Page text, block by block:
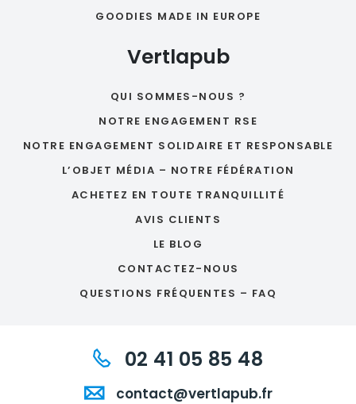
GOODIES MADE IN EUROPE
Vertlapub
QUI SOMMES-NOUS ?
NOTRE ENGAGEMENT RSE
NOTRE ENGAGEMENT SOLIDAIRE ET RESPONSABLE
L’OBJET MÉDIA – NOTRE FÉDÉRATION
ACHETEZ EN TOUTE TRANQUILLITÉ
AVIS CLIENTS
LE BLOG
CONTACTEZ-NOUS
QUESTIONS FRÉQUENTES – FAQ
02 41 05 85 48
contact@vertlapub.fr